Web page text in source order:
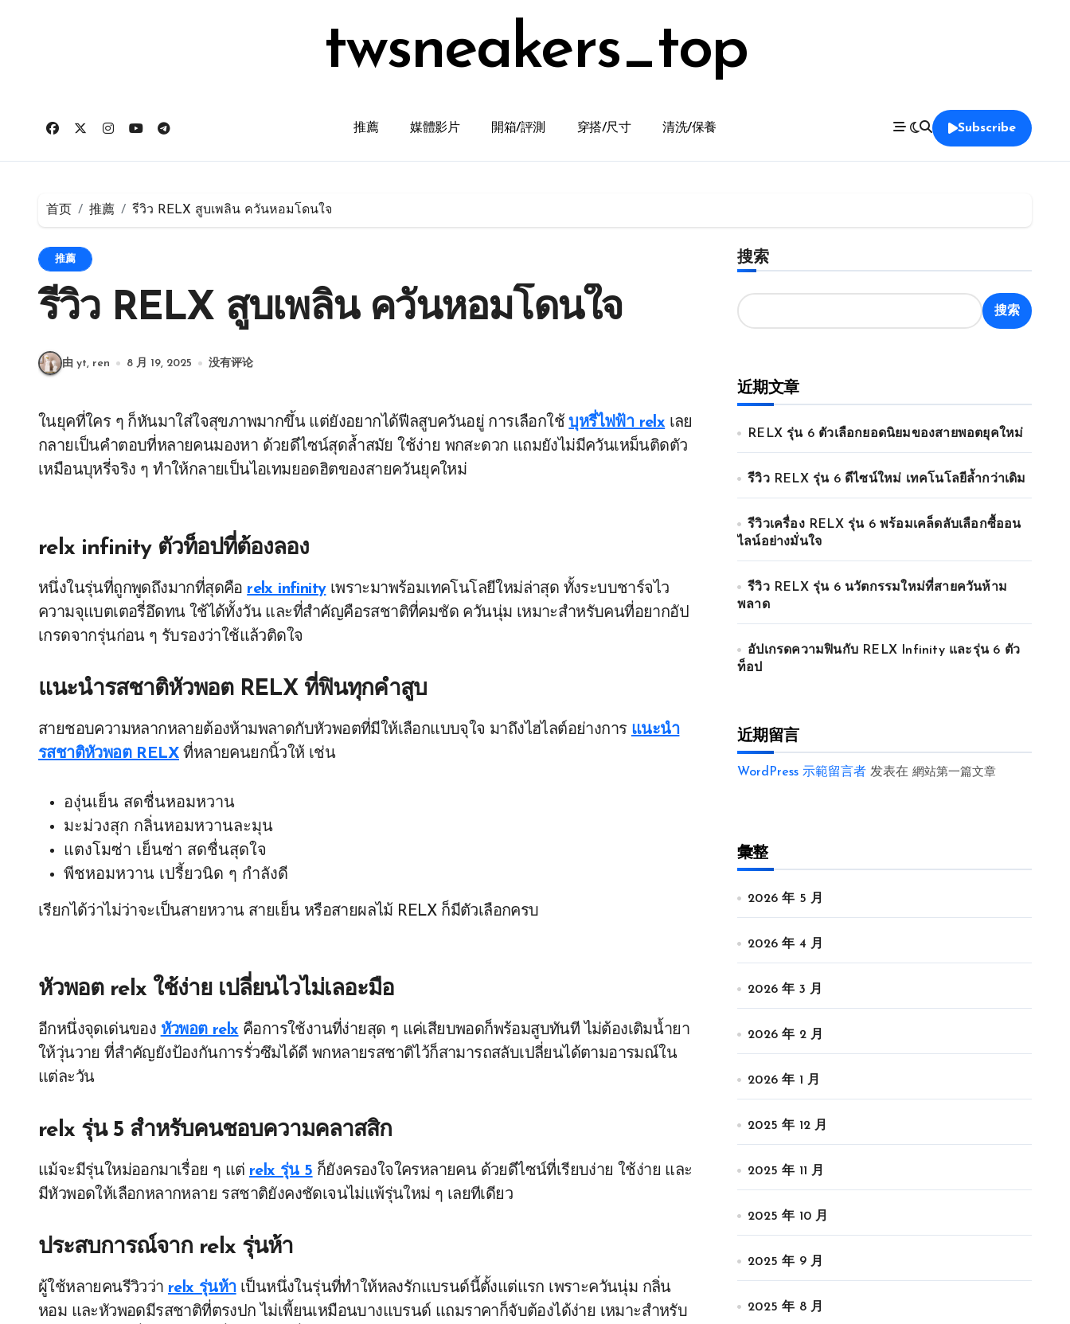
twsneakers_top
推薦 媒體影片 開箱/評測 穿搭/尺寸 清洗/保養 Subscribe
首页 推薦 รีวิว RELX สูบเพลิน ควันหอมโดนใจ
推薦
รีวิว RELX สูบเพลิน ควันหอมโดนใจ
由 yt, ren 8 月 19, 2025 没有评论
ในยุคที่ใคร ๆ ก็หันมาใส่ใจสุขภาพมากขึ้น แต่ยังอยากได้ฟีลสูบควันอยู่ การเลือกใช้บุหรี่ไฟฟ้า relx เลย
กลายเป็นคำตอบที่หลายคนมองหา ด้วยดีไซน์สุดล้ำสมัย ใช้ง่าย พกสะดวก แถมยังไม่มีควันเหม็นติดตัว
เหมือนบุหรี่จริง ๆ ทำให้กลายเป็นไอเทมยอดฮิตของสายควันยุคใหม่
relx infinity ตัวท็อปที่ต้องลอง
หนึ่งในรุ่นที่ถูกพูดถึงมากที่สุดคือ relx infinityเพราะมาพร้อมเทคโนโลยีใหม่ล่าสุด ทั้งระบบชาร์จไว
ความจุแบตเตอรี่อึดทน ใช้ได้ทั้งวัน และที่สำคัญคือรสชาติที่คมชัด ควันนุ่ม เหมาะสำหรับคนที่อยากอัป
เกรดจากรุ่นก่อน ๆ รับรองว่าใช้แล้วติดใจ
แนะนำรสชาติหัวพอต RELX ที่ฟินทุกคำสูบ
สายชอบความหลากหลายต้องห้ามพลาดกับหัวพอตที่มีให้เลือกแบบจุใจ มาถึงไฮไลต์อย่างการ แนะนำ
รสชาติหัวพอต RELX ที่หลายคนยกนิ้วให้ เช่น
องุ่นเย็น สดชื่นหอมหวาน
มะม่วงสุก กลิ่นหอมหวานละมุน
แตงโมซ่า เย็นซ่า สดชื่นสุดใจ
พีชหอมหวาน เปรี้ยวนิด ๆ กำลังดี
เรียกได้ว่าไม่ว่าจะเป็นสายหวาน สายเย็น หรือสายผลไม้ RELX ก็มีตัวเลือกครบ
หัวพอต relx ใช้ง่าย เปลี่ยนไวไม่เลอะมือ
อีกหนึ่งจุดเด่นของ หัวพอต relx คือการใช้งานที่ง่ายสุด ๆ แค่เสียบพอดก็พร้อมสูบทันที ไม่ต้องเติมน้ำยา
ให้วุ่นวาย ที่สำคัญยังป้องกันการรั่วซึมได้ดี พกหลายรสชาติไว้ก็สามารถสลับเปลี่ยนได้ตามอารมณ์ใน
แต่ละวัน
relx รุ่น 5 สำหรับคนชอบความคลาสสิก
แม้จะมีรุ่นใหม่ออกมาเรื่อย ๆ แต่ relx รุ่น 5 ก็ยังครองใจใครหลายคน ด้วยดีไซน์ที่เรียบง่าย ใช้ง่าย และ
มีหัวพอดให้เลือกหลากหลาย รสชาติยังคงชัดเจนไม่แพ้รุ่นใหม่ ๆ เลยทีเดียว
ประสบการณ์จาก relx รุ่นห้า
ผู้ใช้หลายคนรีวิวว่า relx รุ่นห้าเป็นหนึ่งในรุ่นที่ทำให้หลงรักแบรนด์นี้ตั้งแต่แรก เพราะควันนุ่ม กลิ่น
หอม และหัวพอดมีรสชาติที่ตรงปก ไม่เพี้ยนเหมือนบางแบรนด์ แถมราคาก็จับต้องได้ง่าย เหมาะสำหรับ
搜索
搜索
近期文章
RELX รุ่น 6 ตัวเลือกยอดนิยมของสายพอตยุคใหม่
รีวิว RELX รุ่น 6 ดีไซน์ใหม่ เทคโนโลยีล้ำกว่าเดิม
รีวิวเครื่อง RELX รุ่น 6 พร้อมเคล็ดลับเลือกซื้ออน
ไลน์อย่างมั่นใจ
รีวิว RELX รุ่น 6 นวัตกรรมใหม่ที่สายควันห้าม
พลาด
อัปเกรดความฟินกับ RELX Infinity และรุ่น 6 ตัว
ท็อป
近期留言
WordPress 示範留言者 发表在 網站第一篇文章
彙整
2026 年 5 月
2026 年 4 月
2026 年 3 月
2026 年 2 月
2026 年 1 月
2025 年 12 月
2025 年 11 月
2025 年 10 月
2025 年 9 月
2025 年 8 月